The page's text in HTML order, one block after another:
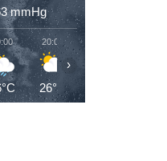
mmHg
20:00
26°C
›